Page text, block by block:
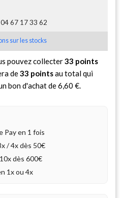
67 17 33 62
sur les stocks
pouvez collecter33 points
de33 pointsau total qui
bon d'achat de6,60 €.
Pay en 1 fois
/ 4x dès 50€
dès 600€
1x ou 4x